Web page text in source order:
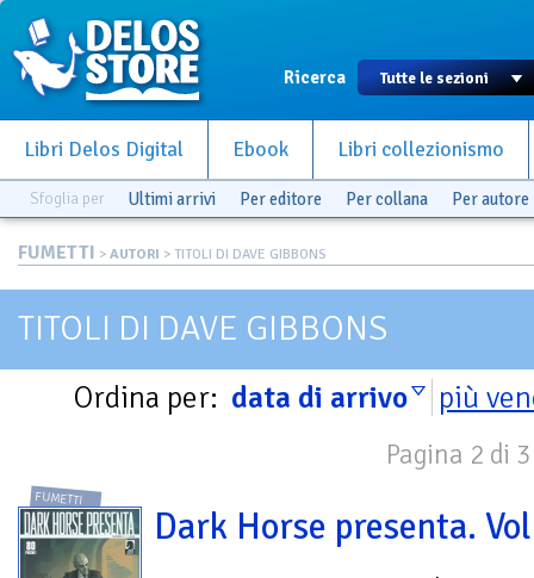
Ricerca
Libri Delos Digital Ebook Libri collezionismo
Sfoglia per Ultimi arrivi Per editore Per collana Per autore
FUMETTI > AUTORI > TITOLI DI DAVE GIBBONS
TITOLI DI DAVE GIBBONS
Ordina per: data di arrivo più
Pagina 2 di 3
FUMETTI
Dark Horse presenta.